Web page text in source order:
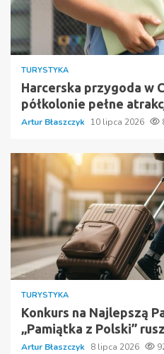
TURYSTYKA
Harcerska przygoda w
półkolonie pełne
Artur Błaszczyk 10 lipca 2026
TURYSTYKA
Konkurs na Najlepszą
„Pamiątka z Polski”
Artur Błaszczyk 8 lipca 2026